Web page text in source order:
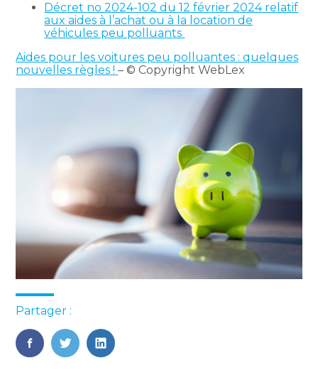
Décret no 2024-102 du 12 février 2024 relatif
aux aides à l’achat ou à la location de
véhicules peu polluants
Aides pour les voitures peu polluantes : quelques
nouvelles règles !– © Copyright WebLex
Partager :
FaceBook
TwitterLinkedIn